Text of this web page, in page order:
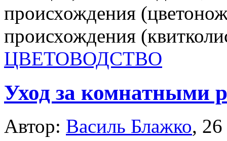
происхождения
происхождения
ЦВЕТОВОДСТВО
Уход за комнатными
Автор: Василь Блажко,